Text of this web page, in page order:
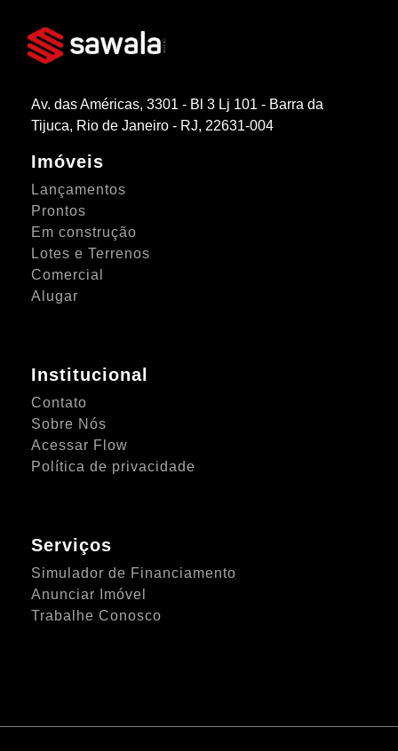
Av. das Américas, 3301 - Bl 3 Lj 101 - Barra da
Tijuca, Rio de Janeiro - RJ, 22631-004
Imóveis
Lançamentos
Prontos
Em construção
Lotes e Terrenos
Comercial
Alugar
Institucional
Contato
Sobre Nós
Acessar Flow
Política de privacidade
Serviços
Simulador de Financiamento
Anunciar Imóvel
Trabalhe Conosco